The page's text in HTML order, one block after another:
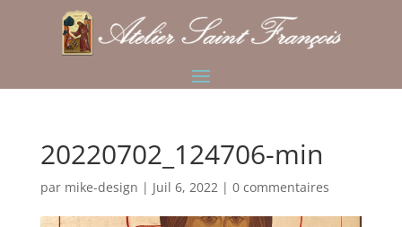
20220702_124706-min
par mike-design | Juil 6, 2022| 0 commentaires